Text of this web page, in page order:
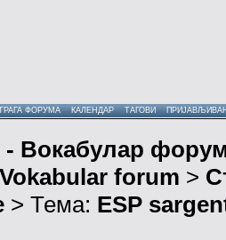
ФОРУМА КАЛЕНДАР ТАГОВИ
- Вокабулар
forum >
> Тема: ESP